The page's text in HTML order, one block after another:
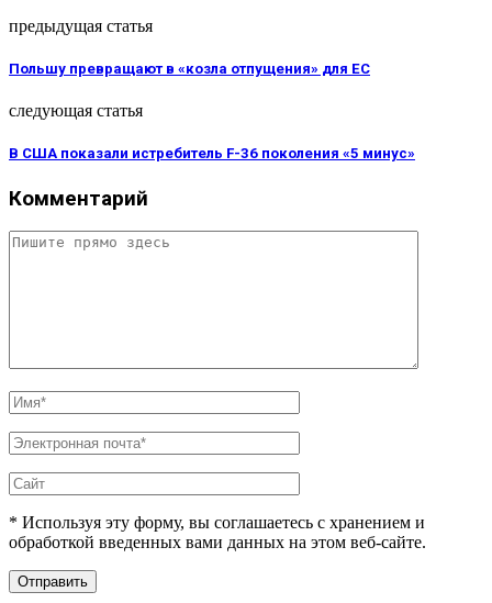
предыдущая статья
Польшу превращают в «козла отпущения» для ЕС
следующая статья
В США показали истребитель F-36 поколения «5 минус»
Комментарий
* Используя эту форму, вы соглашаетесь с хранением и
обработкой введенных вами данных на этом веб-сайте.